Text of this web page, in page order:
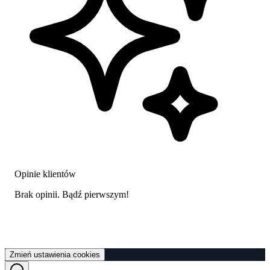
Opinie klientów
Brak opinii. Bądź pierwszym!
Zmień ustawienia cookies